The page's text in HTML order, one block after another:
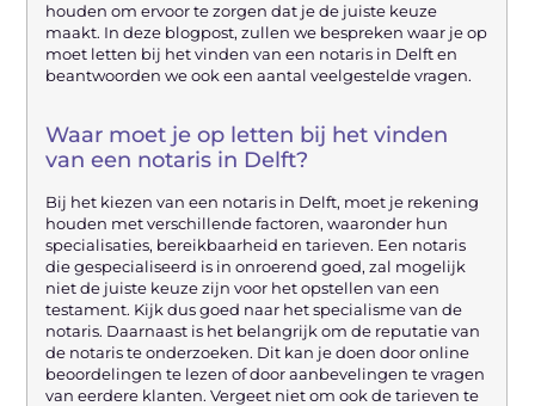
houden om ervoor te zorgen dat je de juiste keuze
maakt. In deze blogpost, zullen we bespreken waar je op
moet letten bij het vinden van een notaris in Delft en
beantwoorden we ook een aantal veelgestelde vragen.
Waar moet je op letten bij het vinden
van een notaris in Delft?
Bij het kiezen van een notaris in Delft, moet je rekening
houden met verschillende factoren, waaronder hun
specialisaties, bereikbaarheid en tarieven. Een notaris
die gespecialiseerd is in onroerend goed, zal mogelijk
niet de juiste keuze zijn voor het opstellen van een
testament. Kijk dus goed naar het specialisme van de
notaris. Daarnaast is het belangrijk om de reputatie van
de notaris te onderzoeken. Dit kan je doen door online
beoordelingen te lezen of door aanbevelingen te vragen
van eerdere klanten. Vergeet niet om ook de tarieven te